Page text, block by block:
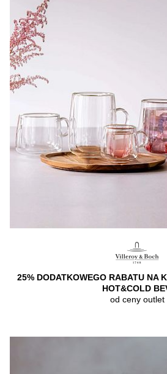
25% DODATKOWEGO RABATU NA
HOT&COLD
od ceny outlet